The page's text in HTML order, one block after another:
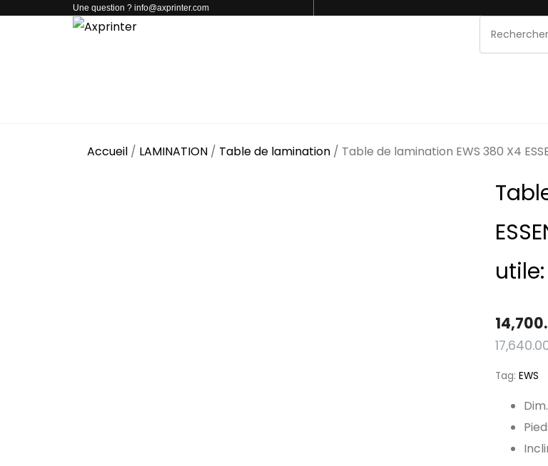
Une question ? info@axprinter.com
Accueil / LAMINATION / Table de lamination / Table de lamination EWS 380 X4
Tag: EWS